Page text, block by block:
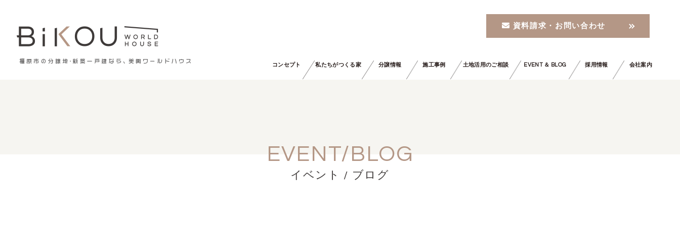
資料請求・お問い合わせ
コンセプト 私たちがつくる家 分譲情報 施工事例 土地活用のご相談 EVENT ＆ BLOG 採用情報 会社案内
EVENT/BLOG
イベント / ブログ